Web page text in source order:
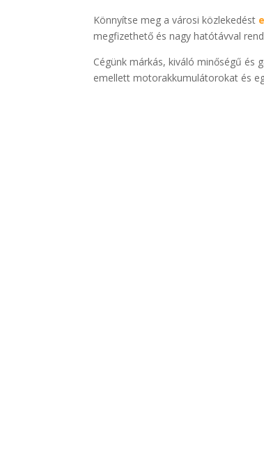
Könnyítse meg a városi közlekedést
megfizethető és nagy hatótávval
Cégünk márkás, kiváló minőségű és
emellett motorakkumulátorokat és